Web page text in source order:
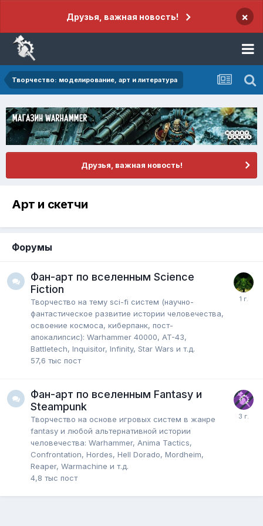
Друзья, важная новость! ×
Творчество: моделирование, арт и литература
Друзья, важная новость!
Арт и скетчи
Форумы
Фан-арт по вселенным Science
Fiction
Творчество на тему sci-fi систем (научно-
фантастическое развитие истории человечества,
освоение космоса, киберпанк, пост-
апокалипсис): Warhammer 40000, AT-43,
Battletech, Inquisitor, Infinity, Star Wars и т.д.
57,6 тыс пост
Фан-арт по вселенным Fantasy и
Steampunk
Творчество на основе игровых систем в жанре
fantasy и любой альтернативной истории
человечества: Warhammer, Anima Tactics,
Confrontation, Hordes, Hell Dorado, Mordheim,
Reaper, Warmachine и т.д.
4,8 тыс пост